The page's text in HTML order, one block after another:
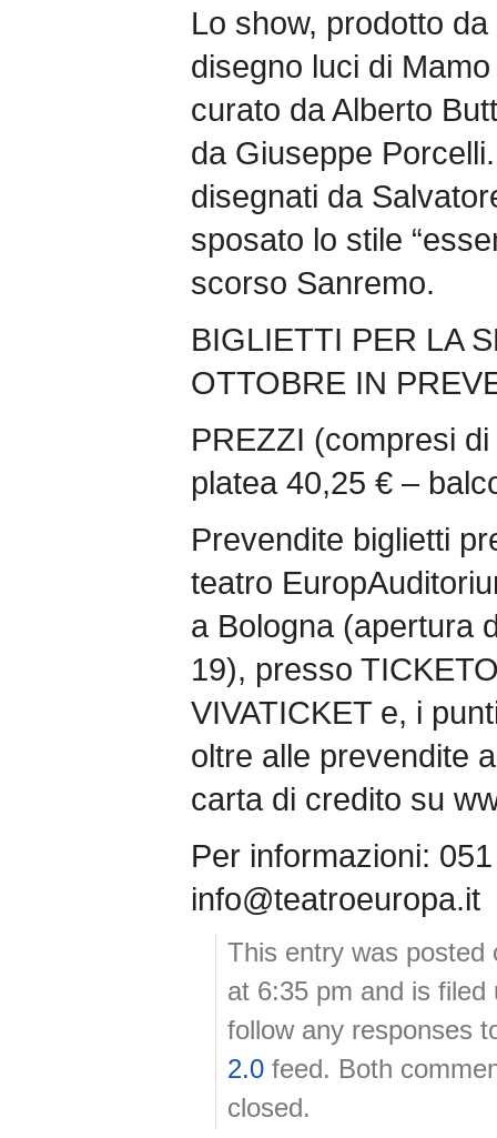
Lo show, prodotto
disegno luci di
curato da Alberto
da Giuseppe
disegnati da
sposato lo stile
scorso Sanremo.
BIGLIETTI PER LA
OTTOBRE IN
PREZZI (compresi
platea 40,25 € –
Prevendite biglietti
teatro
a Bologna (apertura
19), presso
VIVATICKET e, i
oltre alle prevendite
carta di credito su
Per informazioni:
info@teatroeuropa.it
This entry was posted
at 6:35 pm and is
follow any responses
2.0 feed. Both
closed.